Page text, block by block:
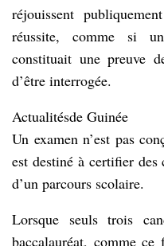
réjouissent
réussite, comme si
constituait une preuve
d’être interrogée.
Actualitésde Guinée
Un examen n’est pas
est destiné à certifier des
d’un parcours scolaire.
Lorsque seuls trois
baccalauréat, comme ce